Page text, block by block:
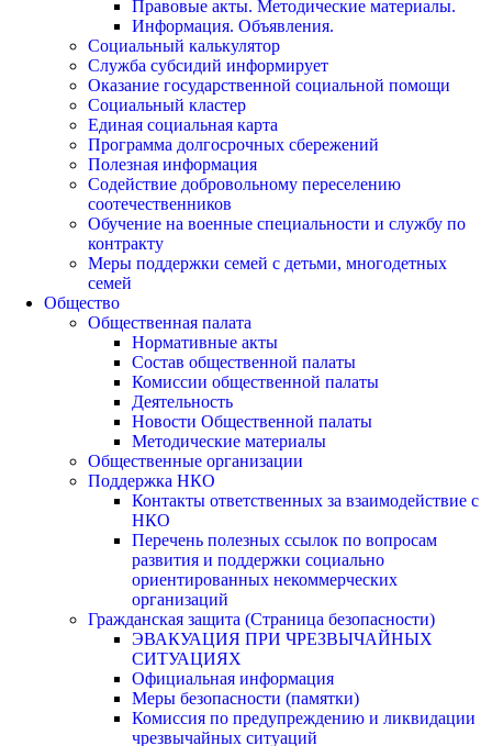
Правовые акты. Методические материалы.
Информация. Объявления.
Социальный калькулятор
Служба субсидий информирует
Оказание государственной социальной помощи
Социальный кластер
Единая социальная карта
Программа долгосрочных сбережений
Полезная информация
Содействие добровольному переселению
соотечественников
Обучение на военные специальности и службу по
контракту
Меры поддержки семей с детьми, многодетных
семей
Общество
Общественная палата
Нормативные акты
Состав общественной палаты
Комиссии общественной палаты
Деятельность
Новости Общественной палаты
Методические материалы
Общественные организации
Поддержка НКО
Контакты ответственных за взаимодействие с
НКО
Перечень полезных ссылок по вопросам
развития и поддержки социально
ориентированных некоммерческих
организаций
Гражданская защита (Страница безопасности)
ЭВАКУАЦИЯ ПРИ ЧРЕЗВЫЧАЙНЫХ
СИТУАЦИЯХ
Официальная информация
Меры безопасности (памятки)
Комиссия по предупреждению и ликвидации
чрезвычайных ситуаций